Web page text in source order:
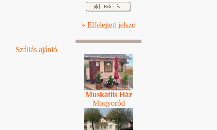
» Elfelejtett jelszó
Szállás ajánló
Muskátlis Ház
Mogyoród